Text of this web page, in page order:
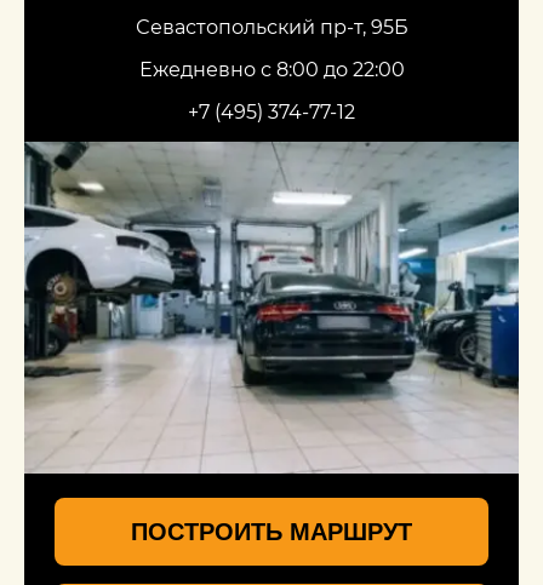
Севастопольский пр-т, 95Б
Ежедневно с 8:00 до 22:00
+7 (495) 374-77-12
ПОСТРОИТЬ МАРШРУТ